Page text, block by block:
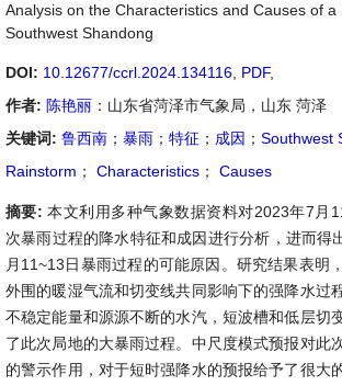
Analysis on the Characteristics and Causes of a
Southwest Shandong
DOI: 10.12677/ccrl.2024.134116 PDF,
作者: 陈艳丽 ：山东省菏泽市气象局，山东 菏泽
关键词: 鲁西南 ； 暴雨 ； 特征 ； 成因 ； Southwest
Rainstorm ； Characteristics ； Causes
摘要:本文利用多种气象数据资料对2023年7月
次暴雨过程的降水特征和成因进行分析，进而得
月11~13日暴雨过程的可能原因。研究结果表明
外围的暖湿气流和切变线共同影响下的强降水过
不稳定能量和源源不断的水汽，短波槽和低层切
了此次局地的大暴雨过程。中尺度模式预报对此
的警示作用，对于短时强降水的预报给予了很大